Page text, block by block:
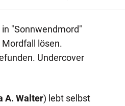
in "Sonnwendmord"
lösen.
Undercover
A. Walter) lebt selbst